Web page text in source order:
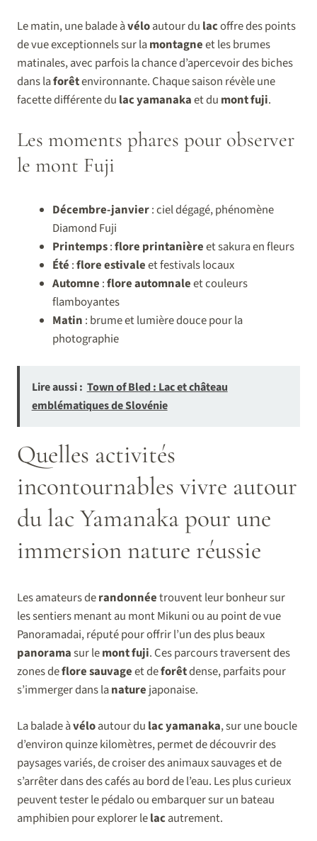
Le matin, une balade àvéloautour du lacoffre des points
de vue exceptionnels sur lamontagneet les brumes
matinales, avec parfois la chance d’apercevoir des biches
dans laforêtenvironnante. Chaque saison révèle une
facette différente du lac yamanakaet du mont fuji.
Les moments phares pour observer
le mont Fuji
Décembre-janvier: ciel dégagé, phénomène
Diamond Fuji
Printemps:flore printanièreet sakura en fleurs
Été :flore estivaleet festivals locaux
Automne :flore automnaleet couleurs
flamboyantes
Matin : brume et lumière douce pour la
photographie
Lire aussi : Town of Bled : Lac et château
emblématiques de Slovénie
Quelles activités
incontournables vivre autour
du lac Yamanaka pour une
immersion nature réussie
Les amateurs derandonnéetrouvent leur bonheur sur
les sentiers menant au mont Mikuni ou au point de vue
Panoramadai, réputé pour offrir l’un des plus beaux
panoramasur lemont fuji. Ces parcours traversent des
zones deflore sauvageet deforêtdense, parfaits pour
s’immerger dans lanature japonaise.
La balade àvéloautour du lac yamanaka, sur une boucle
d’environ quinze kilomètres, permet de découvrir des
paysages variés, de croiser des animaux sauvages et de
s’arrêter dans des cafés au bord de l’eau. Les plus curieux
peuvent tester le pédalo ou embarquer sur un bateau
amphibien pour explorer lelac autrement.